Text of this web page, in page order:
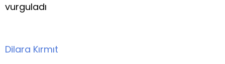
vurguladı
Dilara Kırmıt